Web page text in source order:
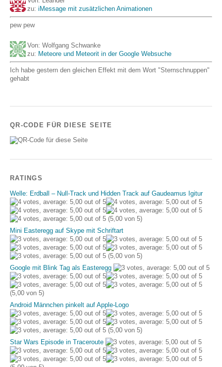
zu: iMessage mit zusätzlichen Animationen
pew pew
Von: Wolfgang Schwanke
zu: Meteore und Meteorit in der Google Websuche
Ich habe gestern den gleichen Effekt mit dem Wort "Sternschnuppen"
gehabt
QR-CODE FÜR DIESE SEITE
RATINGS
Welle: Erdball – Null-Track und Hidden Track auf Gaudeamus Igitur
(5,00 von 5)
Mini Easteregg auf Skype mit Schriftart
(5,00 von 5)
Google mit Blink Tag als Easteregg
(5,00 von 5)
Android Männchen pinkelt auf Apple-Logo
(5,00 von 5)
Star Wars Episode in Traceroute